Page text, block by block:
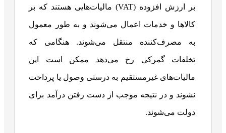
بر ارزش افزوده (VAT) مالیات‌هایی هستند که بر
کالاها و خدمات اعمال می‌شوند و به طور معمول
به مصرف‌کننده منتقل می‌شوند. هنگامی که
تخلفات گمرکی رخ می‌دهد ممکن است این
مالیات‌های غیرمستقیم به درستی وصول یا پرداخت
نشوند و در نتیجه موجب از دست رفتن درآمد برای
دولت می‌شوند.